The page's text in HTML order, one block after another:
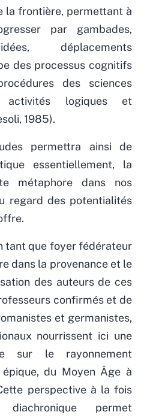
la frontière, permettant à
par gambades,
déplacements
des processus cognitifs
des sciences
logiques et
1985).
permettra ainsi de
essentiellement, la
métaphore dans nos
regard des potentialités
tant que foyer fédérateur
dans la provenance et le
des auteurs de ces
confirmés et de
et germanistes,
nourrissent ici une
sur le rayonnement
du Moyen Âge à
perspective à la fois
permet